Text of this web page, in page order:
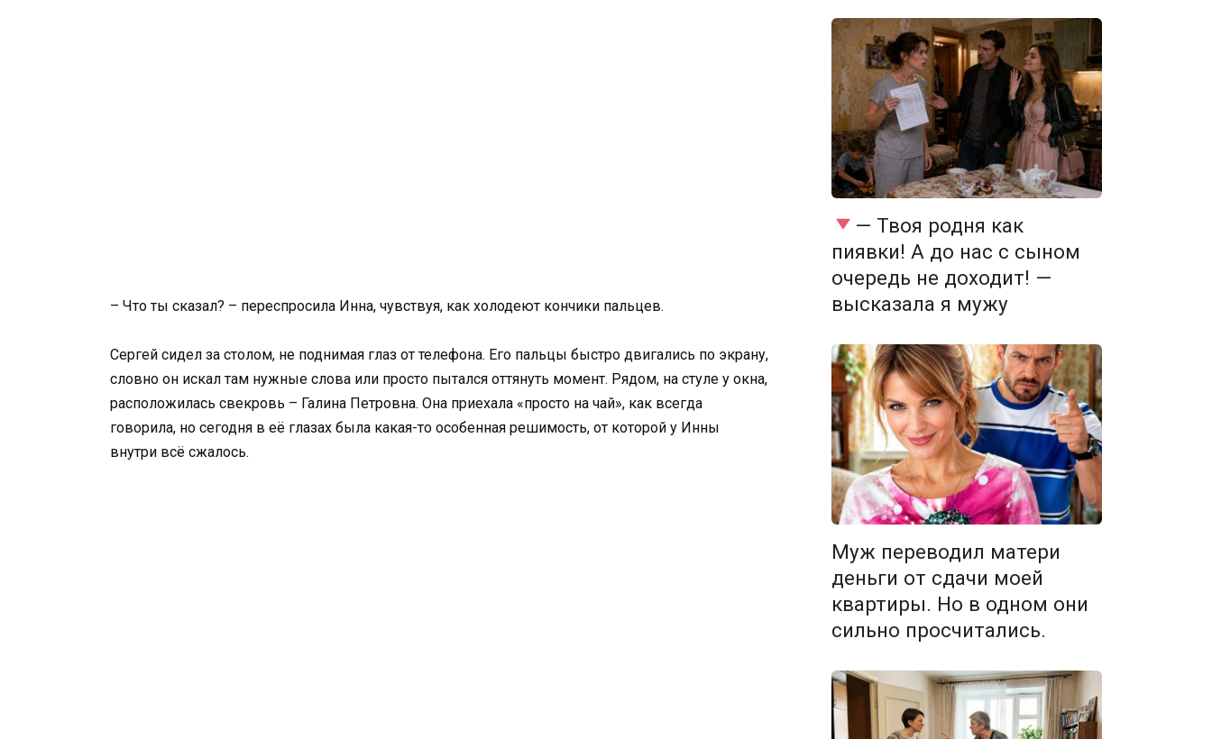
– Что ты сказал? – переспросила Инна, чувствуя, как холодеют кончики пальцев.
Сергей сидел за столом, не поднимая глаз от телефона. Его пальцы быстро двигались по экрану,
словно он искал там нужные слова или просто пытался оттянуть момент. Рядом, на стуле у окна,
расположилась свекровь – Галина Петровна. Она приехала «просто на чай», как всегда
говорила, но сегодня в её глазах была какая-то особенная решимость, от которой у Инны
внутри всё сжалось.
— Твоя родня как
пиявки! А до нас с сыном
очередь не доходит! —
высказала я мужу
Муж переводил матери
деньги от сдачи моей
квартиры. Но в одном они
сильно просчитались.